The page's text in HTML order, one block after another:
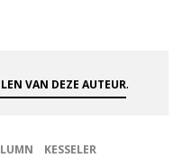
VAN DEZE AUTEUR.
KESSELER